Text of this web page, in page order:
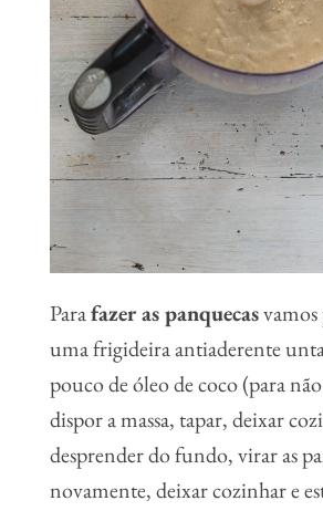
Parafazer as panquecasvamos
uma frigideira antiaderente
pouco de óleo de coco (para
dispor a massa, tapar, deixar
desprender do fundo, virar as
novamente, deixar cozinhar e